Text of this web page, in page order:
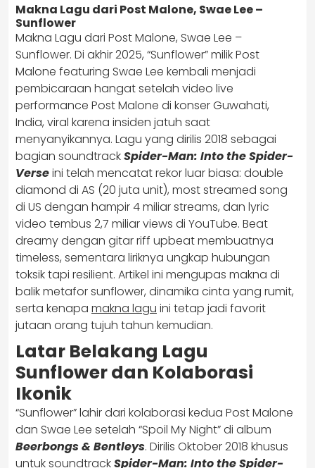
Makna Lagu dari Post Malone, Swae Lee –
Sunflower
Makna Lagu dari Post Malone, Swae Lee –
Sunflower. Di akhir 2025, “Sunflower” milik Post
Malone featuring Swae Lee kembali menjadi
pembicaraan hangat setelah video live
performance Post Malone di konser Guwahati,
India, viral karena insiden jatuh saat
menyanyikannya. Lagu yang dirilis 2018 sebagai
bagian soundtrackSpider-Man: Into the Spider-
Verseini telah mencatat rekor luar biasa: double
diamond di AS (20 juta unit), most streamed song
di US dengan hampir 4 miliar streams, dan lyric
video tembus 2,7 miliar views di YouTube. Beat
dreamy dengan gitar riff upbeat membuatnya
timeless, sementara liriknya ungkap hubungan
toksik tapi resilient. Artikel ini mengupas makna di
balik metafor sunflower, dinamika cinta yang rumit,
serta kenapa makna lagu ini tetap jadi favorit
jutaan orang tujuh tahun kemudian.
Latar Belakang Lagu
Sunflower dan Kolaborasi
Ikonik
“Sunflower” lahir dari kolaborasi kedua Post Malone
dan Swae Lee setelah “Spoil My Night” di album
Beerbongs & Bentleys. Dirilis Oktober 2018 khusus
untuk soundtrackSpider-Man: Into the Spider-